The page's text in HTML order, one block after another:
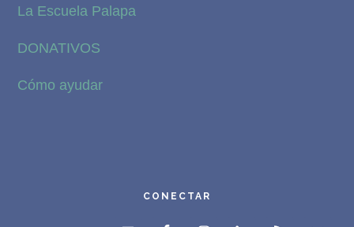
La Escuela Palapa
DONATIVOS
Cómo ayudar
CONECTAR